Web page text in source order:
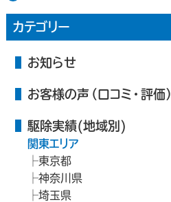
カテゴリー
お知らせ
お客様の声（口コミ・評価）
駆除実績(地域別)
関東エリア
東京都
神奈川県
埼玉県